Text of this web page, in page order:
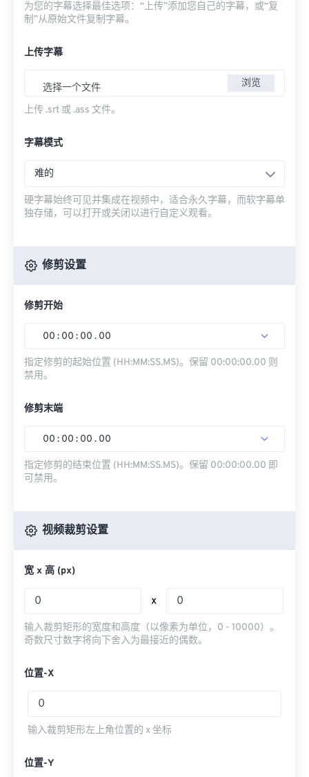
为您的字幕选择最佳选项：“上传”添加您自己的字幕，或“复
制”从原始文件复制字幕。
上传字幕
选择一个文件 浏览
上传 .srt 或 .ass 文件。
字幕模式
难的
硬字幕始终可见并集成在视频中，适合永久字幕，而软字幕单
独存储，可以打开或关闭以进行自定义观看。
修剪设置
修剪开始
00 : 00 : 00 . 00
指定修剪的起始位置 (HH:MM:SS.MS)。保留 00:00:00.00 则
禁用。
修剪末端
00 : 00 : 00 . 00
指定修剪的结束位置 (HH:MM:SS.MS)。保留 00:00:00.00 即
可禁用。
视频裁剪设置
宽 x 高 (px)
x
输入裁剪矩形的宽度和高度（以像素为单位，0 - 10000）。
奇数尺寸数字将向下舍入为最接近的偶数。
位置-X
输入裁剪矩形左上角位置的 x 坐标
位置-Y